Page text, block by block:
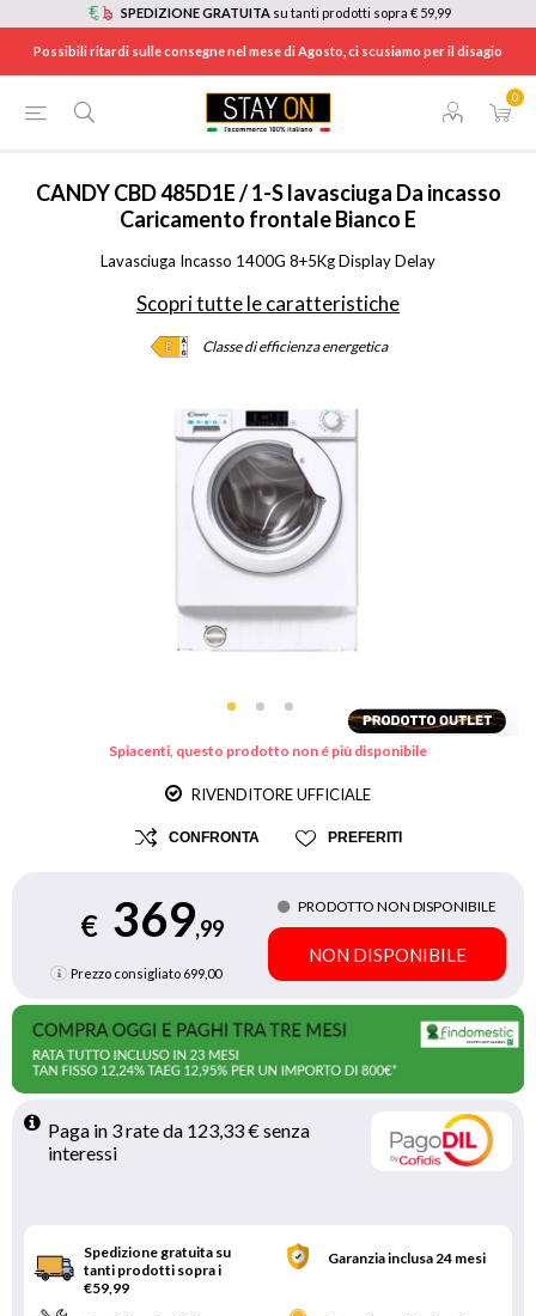
SPEDIZIONE GRATUITA su tanti prodotti sopra € 59,99
Possibili ritardi sulle consegne nel mese di Agosto, ci scusiamo per il disagio
0
ELETTRODOMESTICI / ELETTRODOMESTICI DA INCASSO
CANDY CBD 485D1E / 1-S lavasciuga Da incasso
Caricamento frontale Bianco E
Lavasciuga Incasso 1400G 8+5Kg Display Delay
Scopri tutte le caratteristiche
Classe di efficienza energetica
Spiacenti, questo prodotto non é più disponibile
RIVENDITORE UFFICIALE
CONFRONTA PREFERITI
€ 369,99
Prezzo consigliato 699,00
PRODOTTO NON DISPONIBILE
NON DISPONIBILE
Paga in 3 rate da 123,33 € senza
interessi
Spedizione gratuita su
tanti prodotti sopra i
€59,99
Garanzia inclusa 24 mesi